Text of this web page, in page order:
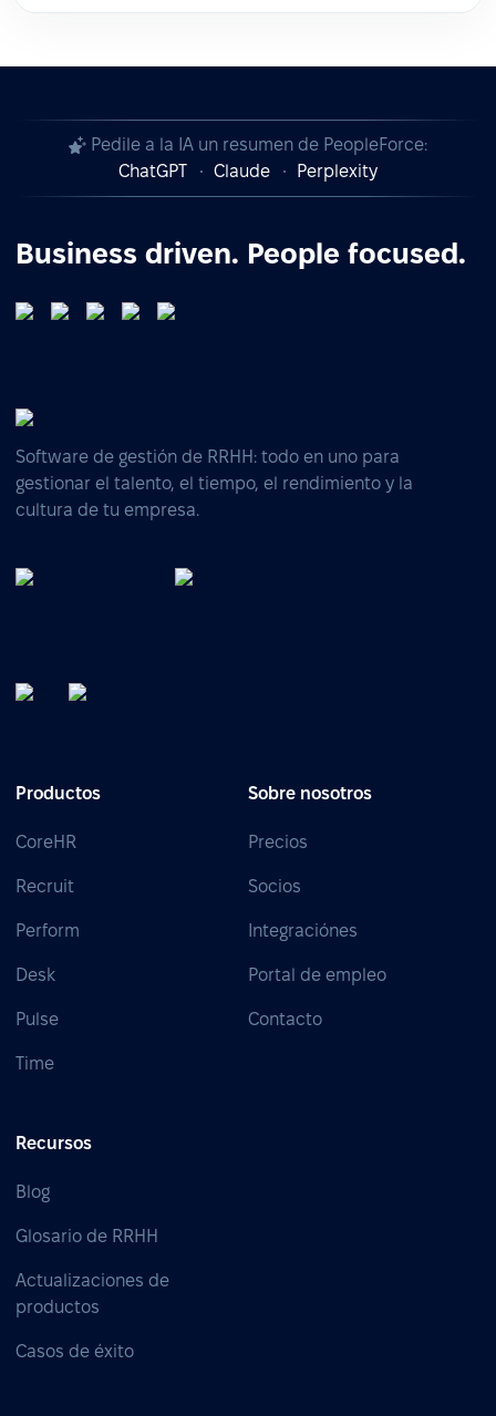
Pedile a la IA un resumen de PeopleForce:
ChatGPT
Claude Perplexity
Business driven. People focused.
Software de gestión de RRHH: todo en uno para
gestionar el talento, el tiempo, el rendimiento y la
cultura de tu empresa.
Productos
CoreHR
Recruit
Perform
Desk
Pulse
Time
Sobre nosotros
Precios
Socios
Integraciónes
Portal de empleo
Contacto
Recursos
Blog
Glosario de RRHH
Actualizaciones de
productos
Casos de éxito